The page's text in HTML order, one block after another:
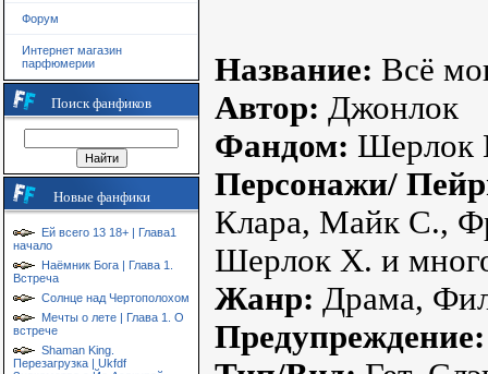
Форум
Интернет магазин
парфюмерии
Поиск фанфиков
Новые фанфики
Ей всего 13 18+ | Глава1
начало
Наёмник Бога | Глава 1.
Встреча
Солнце над Чертополохом
Мечты о лете | Глава 1. О
встрече
Shaman King.
Перезагрузка | Ukfdf
Название: Всё
Автор: Джонлок
Фандом:
Персонажи/
Клара, Майк С.,
Шерлок Х. и
Жанр: Драма,
Предупреждение: